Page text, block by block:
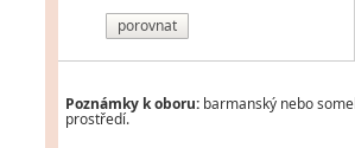
porovnat
Poznámky k oboru: barmanský nebo
prostředí.